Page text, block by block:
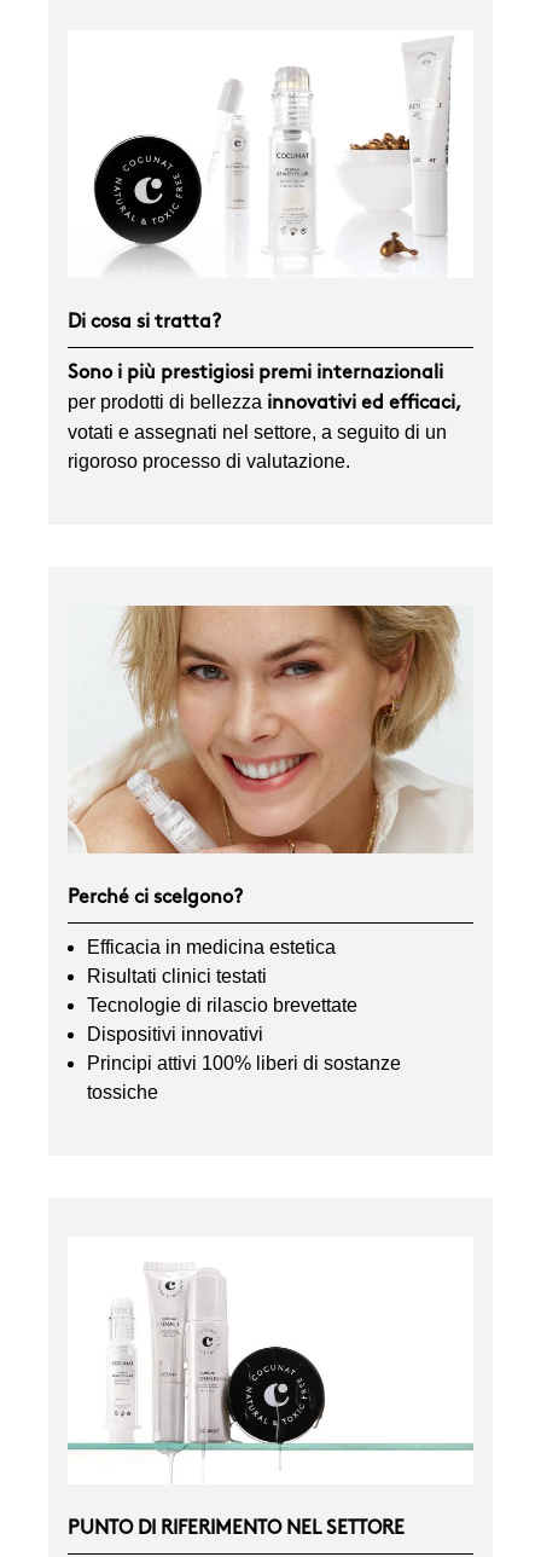
Di cosa si tratta?
Sono i più prestigiosi premi internazionali
per prodotti di bellezza innovativi ed efficaci,
votati e assegnati nel settore, a seguito di un
rigoroso processo di valutazione.
Perché ci scelgono?
Efficacia in medicina estetica
Risultati clinici testati
Tecnologie di rilascio brevettate
Dispositivi innovativi
Principi attivi 100% liberi di sostanze
tossiche
PUNTO DI RIFERIMENTO NEL SETTORE